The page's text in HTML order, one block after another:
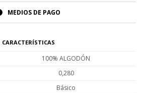
MEDIOS DE PAGO
CARACTERÍSTICAS
100% ALGODÓN
0,280
Básico